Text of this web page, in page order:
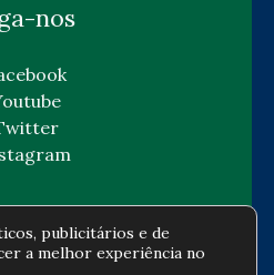
nos
direitos reservados -
publicitários e de
a melhor experiência no